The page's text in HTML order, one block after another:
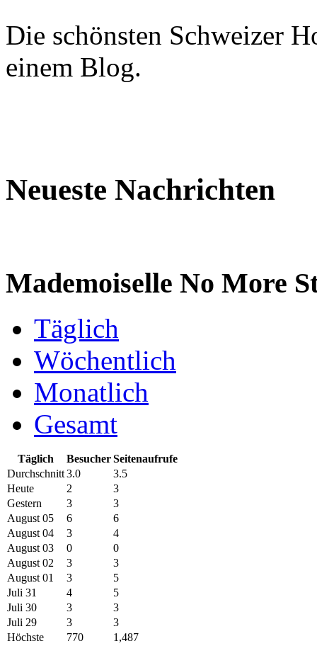
Die schönsten Schweizer
einem Blog.
Neueste Nachrichten
Mademoiselle No More
Täglich
Wöchentlich
Monatlich
Gesamt
Täglich BesucherSeitenaufrufe
Durchschnitt3.0
3.5
Heute
2
3
Gestern
3
3
August 05
6
6
August 04
3
4
August 03
0
0
August 02
3
3
August 01
3
5
Juli 31
4
5
Juli 30
3
3
Juli 29
3
3
Höchste
770
1,487